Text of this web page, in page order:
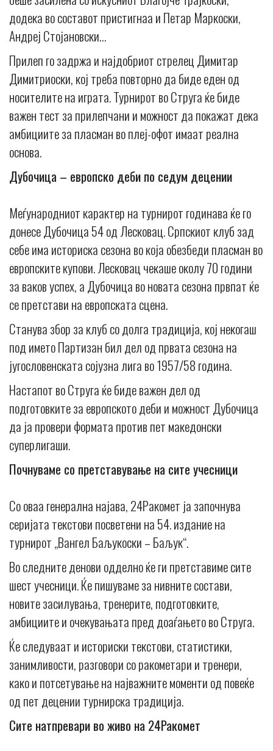
додека во составот пристигнаа и Петар Маркоски,
Андреј Стојановски…
Прилеп го задржа и најдобриот стрелец Димитар
Димитриоски, кој треба повторно да биде еден од
носителите на играта. Турнирот во Струга ќе биде
важен тест за прилепчани и можност да покажат дека
амбициите за пласман во плеј-офот имаат реална
основа.
Дубочица – европско деби по седум децении
Меѓународниот карактер на турнирот годинава ќе го
донесе Дубочица 54 од Лесковац. Српскиот клуб зад
себе има историска сезона во која обезбеди пласман во
европските купови. Лесковац чекаше околу 70 години
за ваков успех, а Дубочица во новата сезона првпат ќе
се претстави на европската сцена.
Станува збор за клуб со долга традиција, кој некогаш
под името Партизан бил дел од првата сезона на
југословенската сојузна лига во 1957/58 година.
Настапот во Струга ќе биде важен дел од
подготовките за европското деби и можност Дубочица
да ја провери формата против пет македонски
суперлигаши.
Почнуваме со претставување на сите учесници
Со оваа генерална најава, 24Ракомет ја започнува
серијата текстови посветени на 54. издание на
турнирот „Вангел Баљукоски – Баљук“.
Во следните денови одделно ќе ги претставиме сите
шест учесници. Ќе пишуваме за нивните состави,
новите засилувања, тренерите, подготовките,
амбициите и очекувањата пред доаѓањето во Струга.
Ќе следуваат и историски текстови, статистики,
занимливости, разговори со ракометари и тренери,
како и потсетување на најважните моменти од повеќе
од пет децении турнирска традиција.
Сите натпревари во живо на 24Ракомет